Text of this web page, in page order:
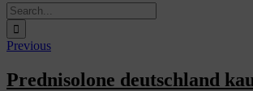
Search
for:
Previous
Prednisolone deutschland